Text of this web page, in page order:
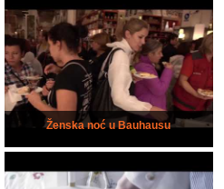
Ženska noć u Bauhausu